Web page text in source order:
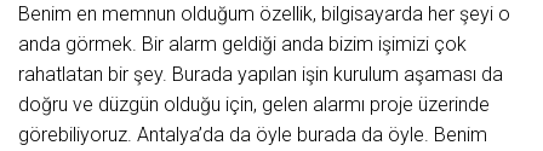
Benim en memnun olduğum özellik, bilgisayarda her şeyi o
anda görmek. Bir alarm geldiği anda bizim işimizi çok
rahatlatan bir şey. Burada yapılan işin kurulum aşaması da
doğru ve düzgün olduğu için, gelen alarmı proje üzerinde
görebiliyoruz. Antalya’da da öyle burada da öyle. Benim